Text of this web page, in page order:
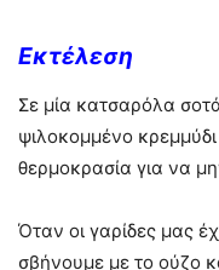
Εκτέλεση
Σε μία κατσαρόλα
ψιλοκομμένο
θερμοκρασία για να
Όταν οι γαρίδες μας
σβήνουμε με το ούζο